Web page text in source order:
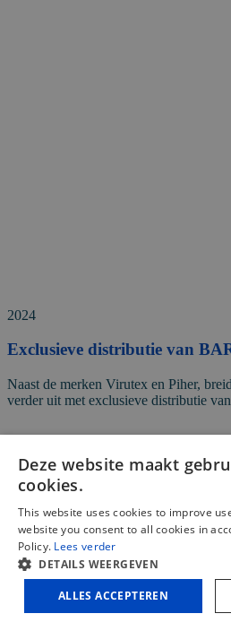
2024
Exclusieve distributie van
Naast de merken Virutex en Piher,
verder uit met exclusieve distributie
Deze website maakt
cookies.
This website uses cookies to improve
website you consent to all cookies in
Policy. Lees verder
DETAILS WEERGEVEN
ALLES ACCEPTEREN